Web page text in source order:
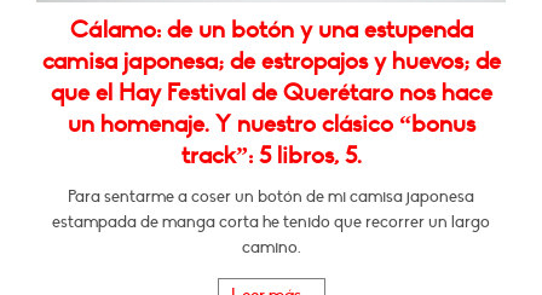
Cálamo: de un botón y una estupenda
camisa japonesa; de estropajos y huevos; de
que el Hay Festival de Querétaro nos hace
un homenaje. Y nuestro clásico “bonus
track”: 5 libros, 5.
Para sentarme a coser un botón de mi camisa japonesa
estampada de manga corta he tenido que recorrer un largo
camino.